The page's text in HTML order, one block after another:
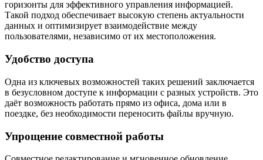
горизонты для эффективного управления информацией.
Такой подход обеспечивает высокую степень актуальности
данных и оптимизирует взаимодействие между
пользователями, независимо от их местоположения.
Удобство доступа
Одна из ключевых возможностей таких решений заключается
в безусловном доступе к информации с разных устройств. Это
даёт возможность работать прямо из офиса, дома или в
поездке, без необходимости переносить файлы вручную.
Упрощение совместной работы